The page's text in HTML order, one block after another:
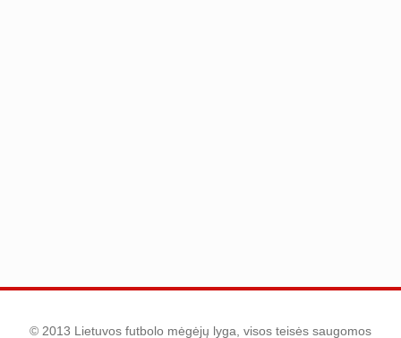
© 2013 Lietuvos futbolo mėgėjų lyga, visos teisės saugomos